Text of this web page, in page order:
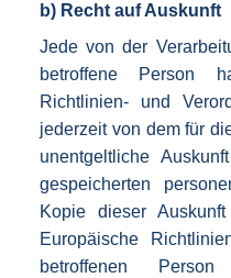
b) Recht auf Auskunft
Jede von der
betroffene Person
Richtlinien- und
jederzeit von dem für
unentgeltliche
gespeicherten
Kopie dieser
Europäische
betroffenen